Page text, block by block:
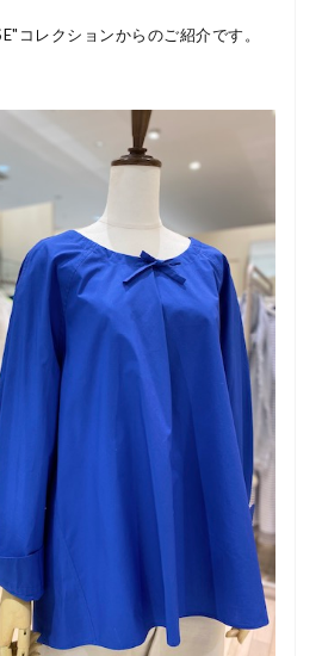
コレクションからのご紹介です。